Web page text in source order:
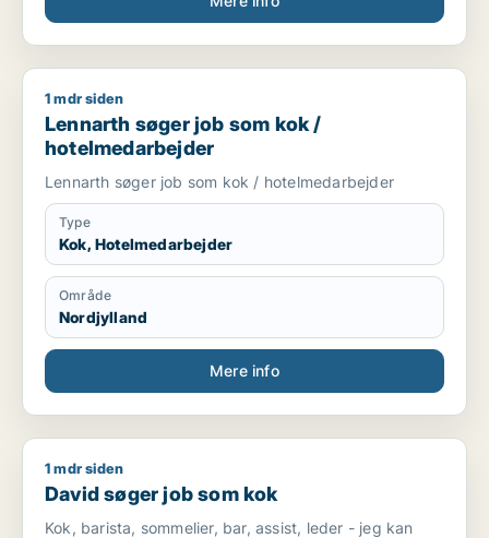
Lennarth søger job som kok / hotelmedarbejder
1 mdr siden
Lennarth søger job som kok /
hotelmedarbejder
Lennarth søger job som kok / hotelmedarbejder
Type
Kok, Hotelmedarbejder
Område
Nordjylland
Mere info
David søger job som kok
1 mdr siden
David søger job som kok
Kok, barista, sommelier, bar, assist, leder - jeg kan